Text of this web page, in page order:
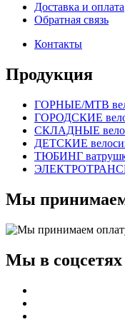
Доставка и оплата
Обратная связь
Контакты
Продукция
ГОРНЫЕ/MTB
ГОРОДСКИЕ
СКЛАДНЫЕ
ДЕТСКИЕ
ТЮБИНГ
Мы
Мы в соцсетях